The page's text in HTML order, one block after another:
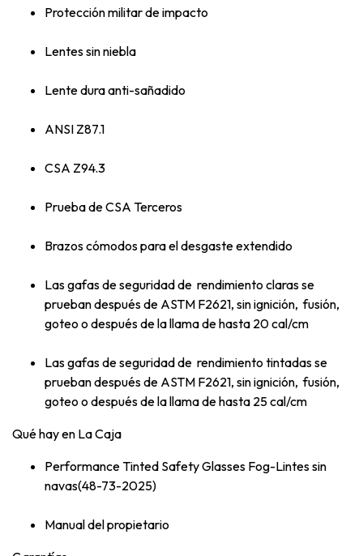
Protección militar de impacto
Lentes sin niebla
Lente dura anti-sañadido
ANSI Z87.1
CSA Z94.3
Prueba de CSA Terceros
Brazos cómodos para el desgaste extendido
Las gafas de seguridad de rendimiento claras se
prueban después de ASTM F2621, sin ignición, fusión,
goteo o después de la llama de hasta 20 cal/cm
Las gafas de seguridad de rendimiento tintadas se
prueban después de ASTM F2621, sin ignición, fusión,
goteo o después de la llama de hasta 25 cal/cm
Qué hay en La Caja
Performance Tinted Safety Glasses Fog-Lintes sin
navas(48-73-2025)
Manual del propietario